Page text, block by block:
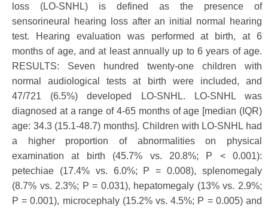
loss (LO-SNHL) is defined as the presence of
sensorineural hearing loss after an initial normal hearing
test. Hearing evaluation was performed at birth, at 6
months of age, and at least annually up to 6 years of age.
RESULTS: Seven hundred twenty-one children with
normal audiological tests at birth were included, and
47/721 (6.5%) developed LO-SNHL. LO-SNHL was
diagnosed at a range of 4-65 months of age [median (IQR)
age: 34.3 (15.1-48.7) months]. Children with LO-SNHL had
a higher proportion of abnormalities on physical
examination at birth (45.7% vs. 20.8%; P < 0.001):
petechiae (17.4% vs. 6.0%; P = 0.008), splenomegaly
(8.7% vs. 2.3%; P = 0.031), hepatomegaly (13% vs. 2.9%;
P = 0.001), microcephaly (15.2% vs. 4.5%; P = 0.005) and